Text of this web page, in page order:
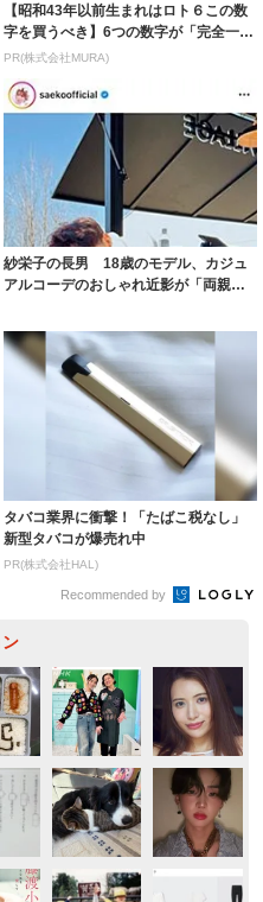
【昭和43年以前生まれはロト６この数
字を買うべき】6つの数字が「完全一
致」する方...
PR(株式会社MURA)
紗栄子の長男 18歳のモデル、カジュ
アルコーデのおしゃれ近影が「両親の
タバコ業界に衝撃！「たばこ税なし」
新型タバコが爆売れ中
PR(株式会社HAL)
Recommended by